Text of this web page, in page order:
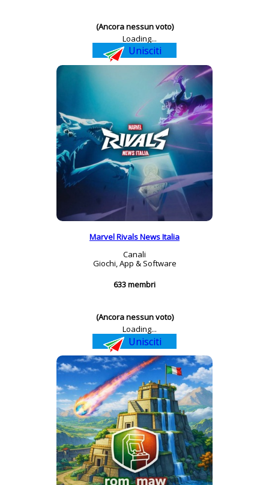
(Ancora nessun voto)
Loading...
Unisciti
Marvel Rivals News Italia
Canali
Giochi, App & Software
633 membri
(Ancora nessun voto)
Loading...
Unisciti